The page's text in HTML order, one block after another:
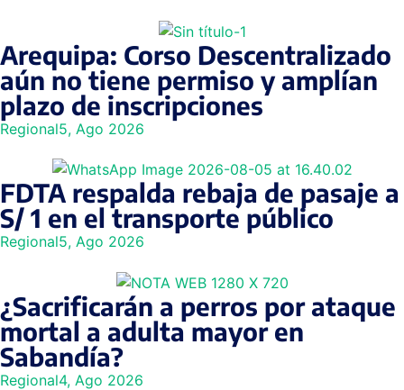
Arequipa: Corso Descentralizado
aún no tiene permiso y amplían
plazo de inscripciones
Regional5, Ago 2026
FDTA respalda rebaja de pasaje a
S/ 1 en el transporte público
Regional5, Ago 2026
¿Sacrificarán a perros por ataque
mortal a adulta mayor en
Sabandía?
Regional4, Ago 2026